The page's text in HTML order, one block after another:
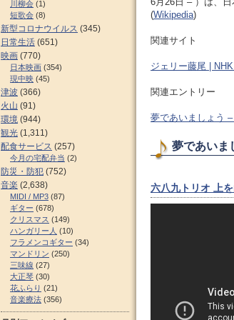
(Wikipedia)
関連サイト
ジェリー藤尾 |
関連エントリー
夢であいましょう
夢であいま
六八九トリオ 上
川柳会 (1)
短歌会 (8)
新型コロナウイルス (345)
日常生活 (651)
映画 (770)
日本映画 (354)
現中映 (45)
津波 (366)
火山 (91)
環境 (944)
観光 (1,311)
配食サービス (257)
今月の宅配弁当 (2)
防災・防犯 (752)
音楽 (2,638)
MIDI / MP3 (87)
ギター (678)
クリスマス (149)
ハンガリー人 (10)
フラメンコギター (34)
マンドリン (250)
三味線 (27)
大正琴 (30)
花ふらり (21)
音楽療法 (356)